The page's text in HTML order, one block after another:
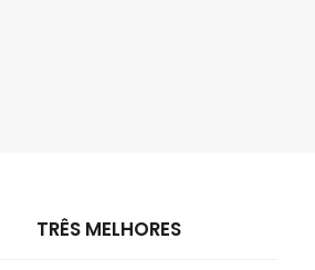
TRÊS MELHORES